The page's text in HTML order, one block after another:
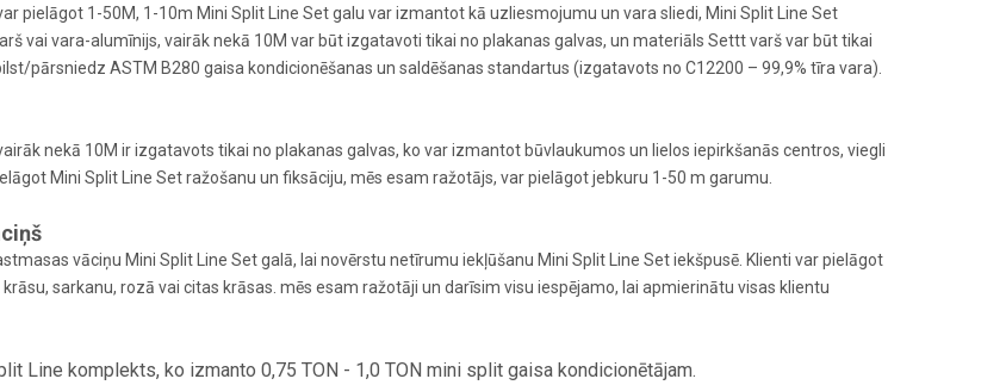
pielāgot 1-50M, 1-10m Mini Split Line Set galu var izmantot kā uzliesmojumu un vara sliedi, Mini Split Line Set
vai vara-alumīnijs, vairāk nekā 10M var būt izgatavoti tikai no plakanas galvas, un materiāls Settt varš var būt tikai
pārsniedz ASTM B280 gaisa kondicionēšanas un saldēšanas standartus (izgatavots no C12200 – 99,9% tīra vara).
nekā 10M ir izgatavots tikai no plakanas galvas, ko var izmantot būvlaukumos un lielos iepirkšanās centros, viegli
Mini Split Line Set ražošanu un fiksāciju, mēs esam ražotājs, var pielāgot jebkuru 1-50 m garumu.
vāciņu Mini Split Line Set galā, lai novērstu netīrumu iekļūšanu Mini Split Line Set iekšpusē. Klienti var pielāgot
sarkanu, rozā vai citas krāsas. mēs esam ražotāji un darīsim visu iespējamo, lai apmierinātu visas klientu
Line komplekts, ko izmanto 0,75 TON - 1,0 TON mini split gaisa kondicionētājam.